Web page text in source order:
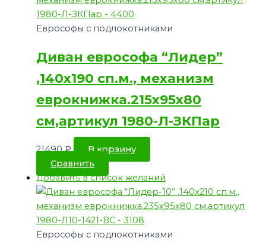
Еврософы с подлокотниками
Диван еврософа “Лидер”
,140х190 сп.м., механизм
еврокнижка.215х95х80
см,артикул 1980-Л-ЗКПар
21490₽
В корзину
Сравнить
Добавить в список желаний
Еврософы с подлокотниками